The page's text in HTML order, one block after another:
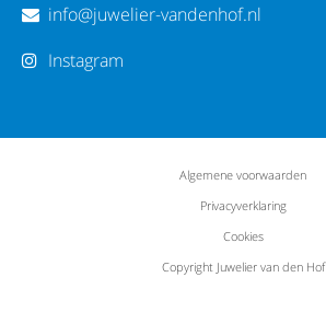
info@juwelier-vandenhof.nl
Instagram
Algemene voorwaarden
Privacyverklaring
Cookies
Copyright Juwelier van den Hof